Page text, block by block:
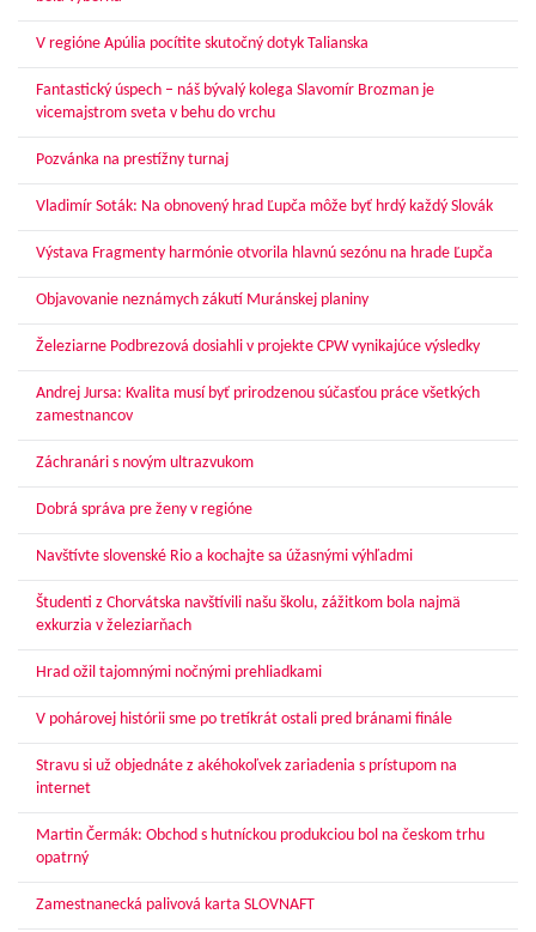
V regióne Apúlia pocítite skutočný dotyk Talianska
Fantastický úspech – náš bývalý kolega Slavomír Brozman je
vicemajstrom sveta v behu do vrchu
Pozvánka na prestížny turnaj
Vladimír Soták: Na obnovený hrad Ľupča môže byť hrdý každý Slovák
Výstava Fragmenty harmónie otvorila hlavnú sezónu na hrade Ľupča
Objavovanie neznámych zákutí Muránskej planiny
Železiarne Podbrezová dosiahli v projekte CPW vynikajúce výsledky
Andrej Jursa: Kvalita musí byť prirodzenou súčasťou práce všetkých
zamestnancov
Záchranári s novým ultrazvukom
Dobrá správa pre ženy v regióne
Navštívte slovenské Rio a kochajte sa úžasnými výhľadmi
Študenti z Chorvátska navštívili našu školu, zážitkom bola najmä
exkurzia v železiarňach
Hrad ožil tajomnými nočnými prehliadkami
V pohárovej histórii sme po tretíkrát ostali pred bránami finále
Stravu si už objednáte z akéhokoľvek zariadenia s prístupom na
internet
Martin Čermák: Obchod s hutníckou produkciou bol na českom trhu
opatrný
Zamestnanecká palivová karta SLOVNAFT